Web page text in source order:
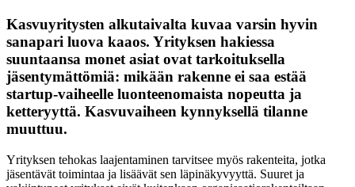
Kasvuyritysten alkutaivalta kuvaa varsin hyvin
sanapari luova kaaos. Yrityksen hakiessa
suuntaansa monet asiat ovat tarkoituksella
jäsentymättömiä: mikään rakenne ei saa estää
startup-vaiheelle luonteenomaista nopeutta ja
ketteryyttä. Kasvuvaiheen kynnyksellä tilanne
muuttuu.
Yrityksen tehokas laajentaminen tarvitsee myös rakenteita, jotka
jäsentävät toimintaa ja lisäävät sen läpinäkyvyyttä. Suuret ja